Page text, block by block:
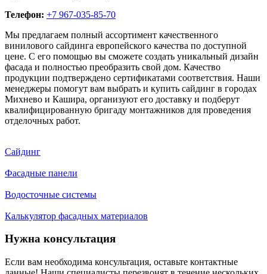
Телефон: +7 967-035-85-70
Мы предлагаем полный ассортимент качественного
винилового сайдинга европейского качества по доступной
цене. С его помощью вы сможете создать уникальный дизайн
фасада и полностью преобразить свой дом. Качество
продукции подтверждено сертификатами соответствия. Наши
менеджеры помогут вам выбрать и купить сайдинг в городах
Михнево и Кашира, организуют его доставку и подберут
квалифицированную бригаду монтажников для проведения
отделочных работ.
Сайдинг
Фасадные панели
Водосточные системы
Калькулятор фасадных материалов
Нужна консультация
Если вам необходима консультация, оставьте контактные